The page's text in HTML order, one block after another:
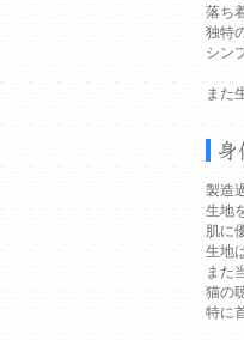
落ち
独特
シン
また
製造
生地
肌に
生地
また
猫の
特に